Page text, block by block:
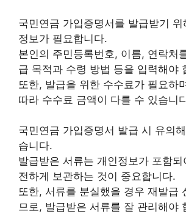
국민연금 가입증명서를 발급받기 위
정보가 필요합니다.
본인의 주민등록번호, 이름, 연락처
급 목적과 수령 방법 등을 입력해야
또한, 발급을 위한 수수료가 필요하
따라 수수료 금액이 다를 수 있습니
국민연금 가입증명서 발급 시 유의
습니다.
발급받은 서류는 개인정보가 포함
전하게 보관하는 것이 중요합니다.
또한, 서류를 분실했을 경우 재발급
므로, 발급받은 서류를 잘 관리해야